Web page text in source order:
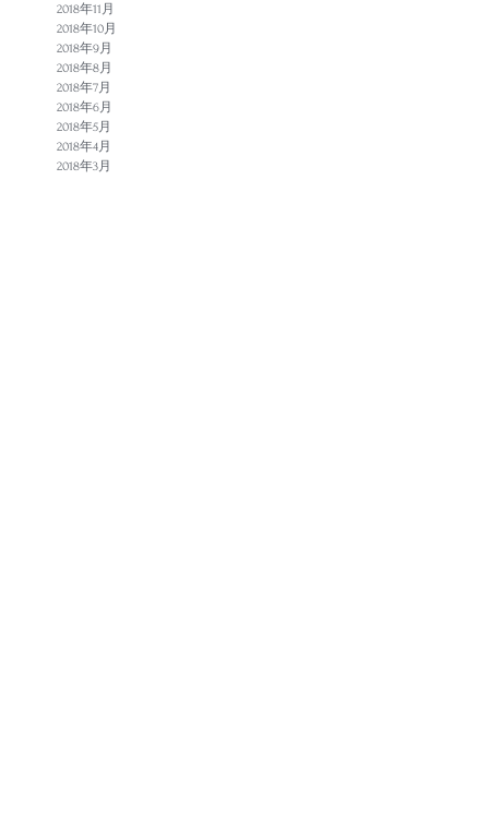
2018年11月
2018年10月
2018年9月
2018年8月
2018年7月
2018年6月
2018年5月
2018年4月
2018年3月